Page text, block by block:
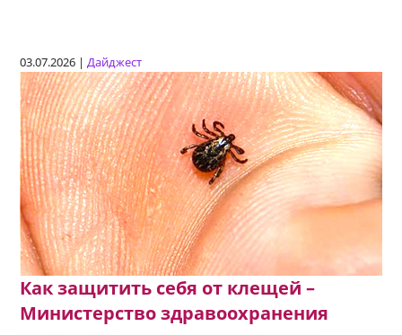
03.07.2026 |Дайджест
Как защитить себя от клещей –
Министерство здравоохранения